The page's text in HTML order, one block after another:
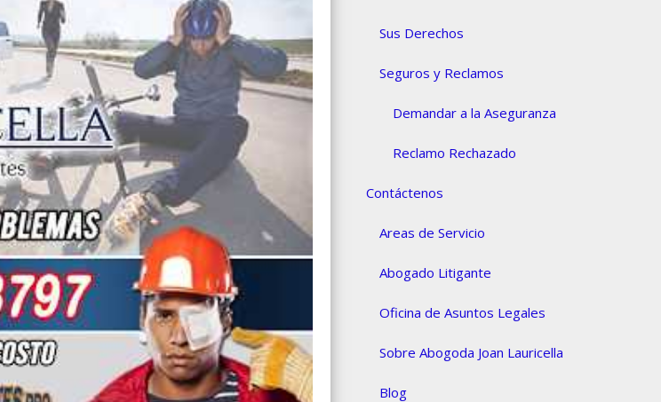
Sus Derechos
Seguros y Reclamos
Demandar a la Aseguranza
Reclamo Rechazado
Contáctenos
Areas de Servicio
Abogado Litigante
Oficina de Asuntos Legales
Sobre Abogoda Joan Lauricella
Blog